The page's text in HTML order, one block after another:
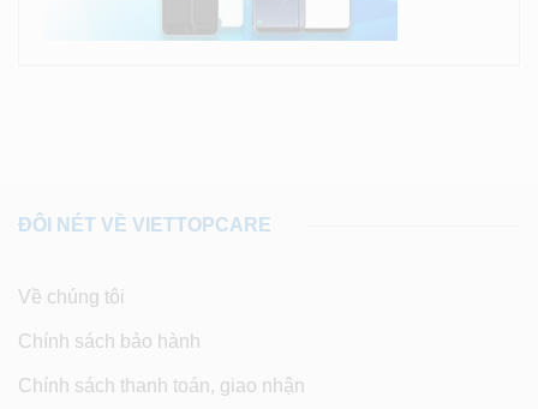
ĐÔI NÉT VỀ VIETTOPCARE
Về chúng tôi
Chính sách bảo hành
Chính sách thanh toán, giao nhận